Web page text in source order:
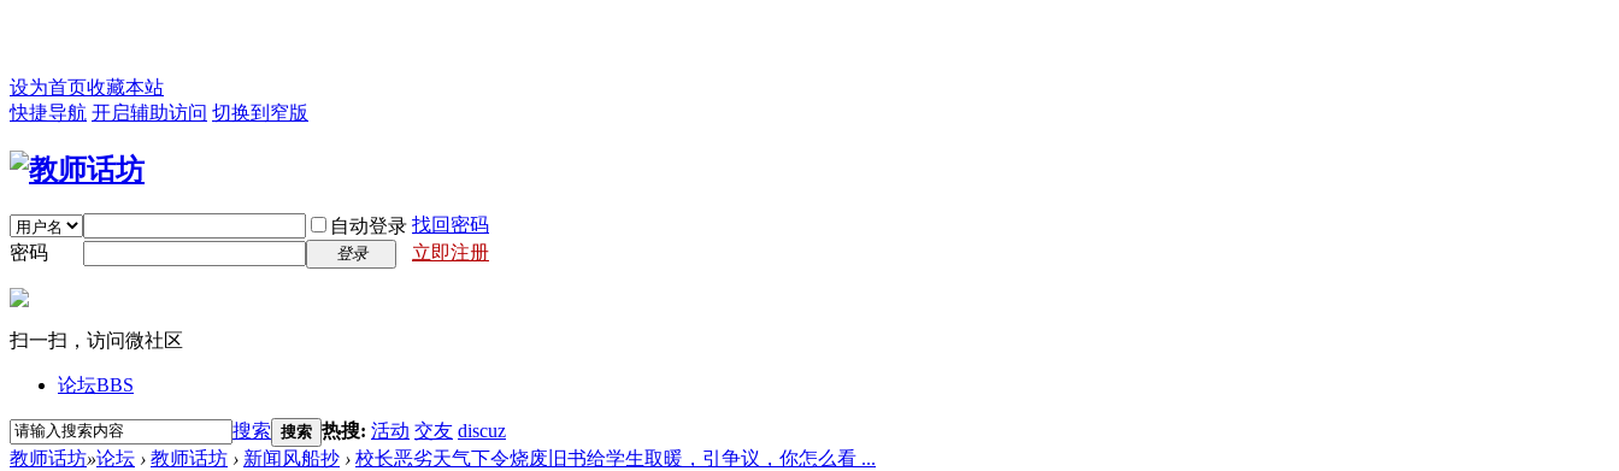
设为首页收藏本站
快捷导航 开启辅助访问 切换到窄版
自动登录 找回密码
密码
登录 立即注册
扫一扫，访问微社区
论坛BBS
搜索 搜索 热搜: 活动 交友 discuz
教师话坊»论坛 › 教师话坊 › 新闻风船抄 › 校长恶劣天气下令烧废旧书给学生取暖，引争议，你怎么看 ...